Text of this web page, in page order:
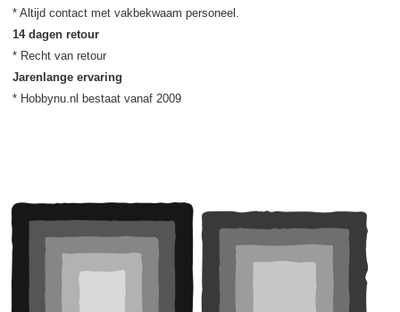
14 dagen retour
Jarenlange ervaring
* Hobbynu.nl bestaat vanaf 2009